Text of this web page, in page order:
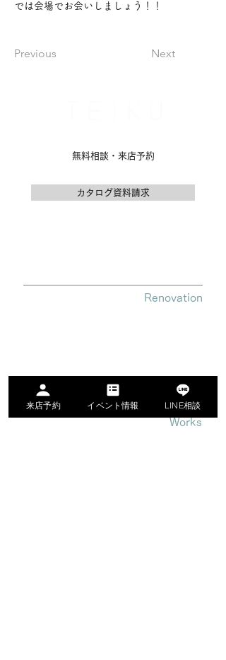
Previous Next
では会場でお会いしましょう！！
無料相談・来店予約
カタログ資料請求
Renovation
リノベーションの流れ
Works
来店予約 イベント情報 LINE相談